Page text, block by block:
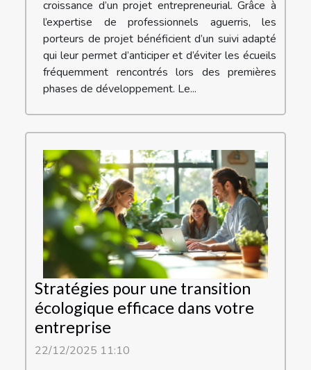
croissance d’un projet entrepreneurial. Grâce à
l’expertise de professionnels aguerris, les
porteurs de projet bénéficient d’un suivi adapté
qui leur permet d’anticiper et d’éviter les écueils
fréquemment rencontrés lors des premières
phases de développement. Le...
Stratégies pour une transition
écologique efficace dans votre
entreprise
22/12/2025 11:10